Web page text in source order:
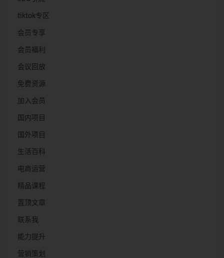
tiktok专区
会员专享
会员福利
会议回放
免费资源
加入会员
国内项目
国外项目
生活百科
电商运营
精品课程
置顶文章
联系我
能力提升
营销策划